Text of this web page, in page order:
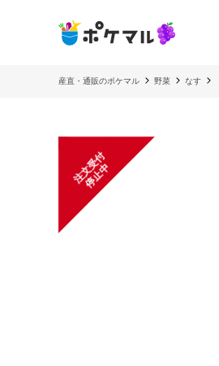
産直・通販のポケマル 野菜 なす
注
文
受
付
停
止
中